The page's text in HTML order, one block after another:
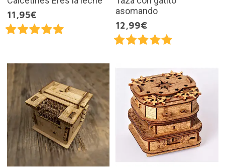
11,95€
asomando
12,99€